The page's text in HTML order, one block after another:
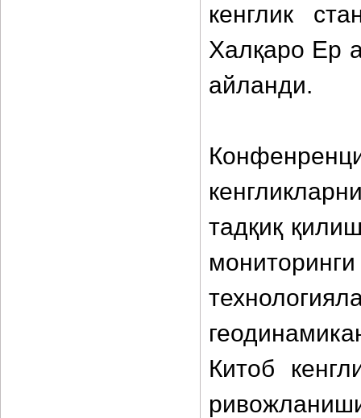
кенглик
Халқаро Ер
айланди.
тадқиқ
Китоб